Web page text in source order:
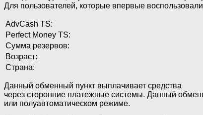
Для пользователей, которые впервые
AdvCash TS:
Perfect Money TS:
Сумма резервов:
Возраст:
Страна:
Данный обменный пункт выплачивает средства
через сторонние платежные системы. Данный
или полуавтоматическом режиме.